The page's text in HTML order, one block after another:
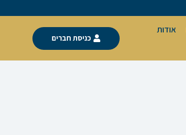
אודות
כניסת חברים